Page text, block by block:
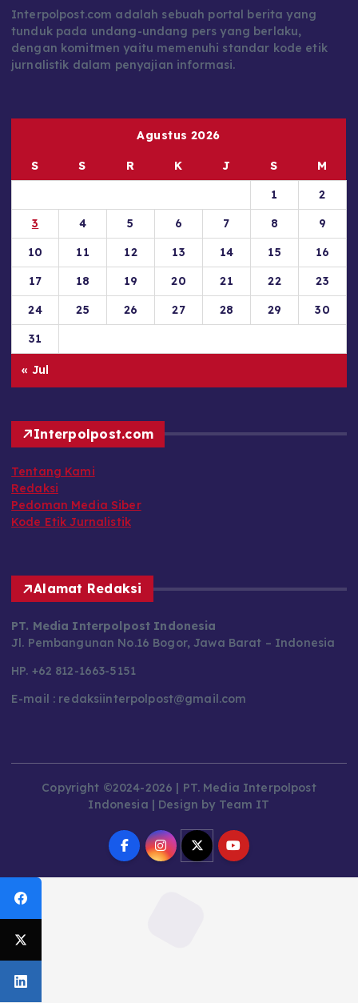
Interpolpost.com adalah sebuah portal berita yang
tunduk pada undang-undang pers yang berlaku,
dengan komitmen yaitu memenuhi standar kode etik
jurnalistik dalam penyajian informasi.
Agustus 2026
S S R K J S
M
1
2
3
4 5 6 7 8
9
10
11 12 13 14 15
16
17
18 19 20 21 22
23
24
25 26 27 28 29
30
31
« Jul
Interpolpost.com
Tentang Kami
Redaksi
Pedoman Media Siber
Kode Etik Jurnalistik
Alamat Redaksi
PT. Media Interpolpost Indonesia
Jl. Pembangunan No.16 Bogor, Jawa Barat – Indonesia
HP. +62 812-1663-5151
E-mail : redaksiinterpolpost@gmail.com
Copyright ©2024-2026 | PT. Media Interpolpost
Indonesia | Design by Team IT